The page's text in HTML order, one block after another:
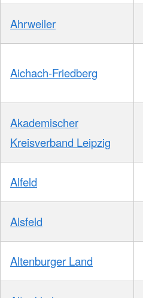
Ahrweiler
Aichach-Friedberg
Akademischer
Kreisverband Leipzig
Alfeld
Alsfeld
Altenburger Land